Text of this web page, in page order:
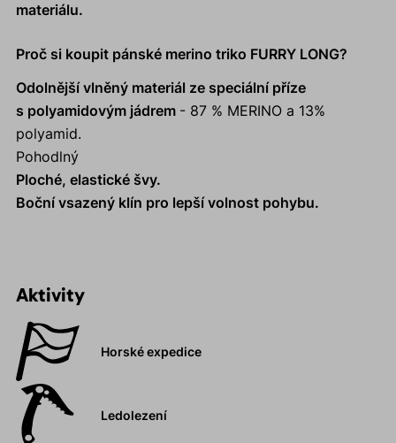
materiálu.
Proč si koupit pánské merino triko FURRY LONG?
Odolnější vlněný materiál ze speciální příze
s polyamidovým jádrem - 87 % MERINO a 13%
polyamid.
Pohodlný
Ploché, elastické švy.
Boční vsazený klín pro lepší volnost pohybu.
Aktivity
Horské expedice
Ledolezení